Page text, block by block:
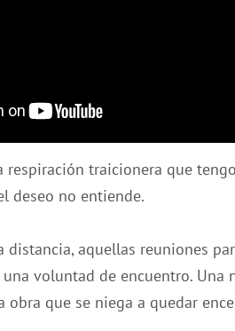
respiración traicionera que
deseo no entiende.
distancia, aquellas reuniones
voluntad de encuentro. Una
obra que se niega a quedar